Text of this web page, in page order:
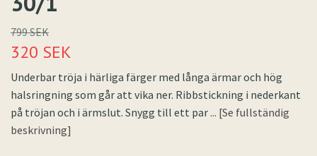
799 SEK
320 SEK
Underbar tröja i härliga färger med långa ärmar och hög
halsringning som går att vika ner. Ribbstickning i nederkant
på tröjan och i ärmslut. Snygg till ett par ... [Se fullständig
beskrivning]